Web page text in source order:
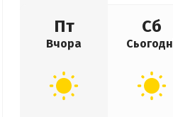
Пт
Вчора
Сб